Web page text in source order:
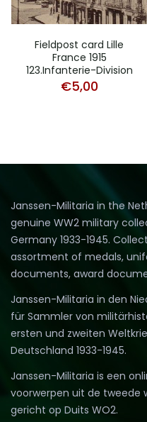
Fieldpost card Lille
France 1915
123.Infanterie-Division
€5,00
Janssen-Militaria in the
genuine WW2 military
Germany 1933-1945.
assortment of medals,
documents, award
Janssen-Militaria in den
für Sammler von
ersten und zweiten
Deutschland 1933-1945.
Janssen-Militaria is een
voorwerpen uit de tweede
gericht op Duits WO2.